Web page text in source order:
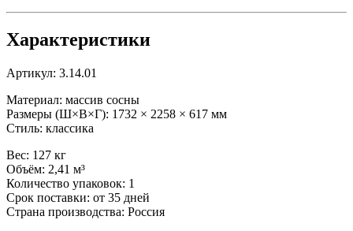
Характеристики
Артикул: 3.14.01
Материал: массив сосны
Размеры (Ш×В×Г): 1732 × 2258 × 617 мм
Стиль: классика
Вес: 127 кг
Объём: 2,41 м³
Количество упаковок: 1
Срок поставки: от 35 дней
Страна производства: Россия